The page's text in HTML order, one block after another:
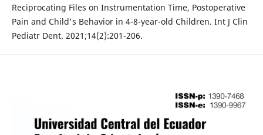
Reciprocating Files on Instrumentation Time, Postoperative
Pain and Child's Behavior in 4-8-year-old Children. Int J Clin
Pediatr Dent. 2021;14(2):201-206.